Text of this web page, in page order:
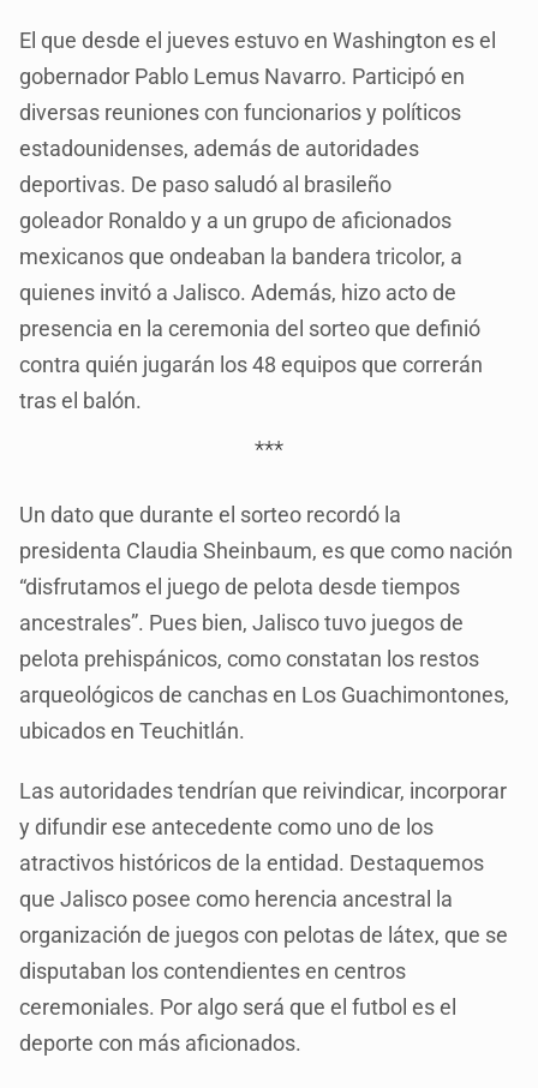
El que desde el jueves estuvo en Washington es el
gobernador Pablo Lemus Navarro. Participó en
diversas reuniones con funcionarios y políticos
estadounidenses, además de autoridades
deportivas. De paso saludó al brasileño
goleador Ronaldo y a un grupo de aficionados
mexicanos que ondeaban la bandera tricolor, a
quienes invitó a Jalisco. Además, hizo acto de
presencia en la ceremonia del sorteo que definió
contra quién jugarán los 48 equipos que correrán
tras el balón.
***
Un dato que durante el sorteo recordó la
presidenta Claudia Sheinbaum, es que como nación
“disfrutamos el juego de pelota desde tiempos
ancestrales”. Pues bien, Jalisco tuvo juegos de
pelota prehispánicos, como constatan los restos
arqueológicos de canchas en Los Guachimontones,
ubicados en Teuchitlán.
Las autoridades tendrían que reivindicar, incorporar
y difundir ese antecedente como uno de los
atractivos históricos de la entidad. Destaquemos
que Jalisco posee como herencia ancestral la
organización de juegos con pelotas de látex, que se
disputaban los contendientes en centros
ceremoniales. Por algo será que el futbol es el
deporte con más aficionados.